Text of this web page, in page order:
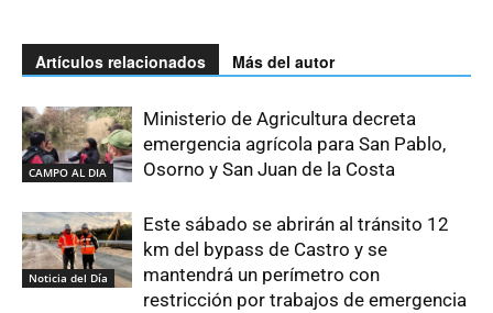
Artículos relacionados Más del autor
CAMPO AL DIA
Ministerio de Agricultura decreta
emergencia agrícola para San Pablo,
Osorno y San Juan de la Costa
Noticia del Día
Este sábado se abrirán al tránsito 12
km del bypass de Castro y se
mantendrá un perímetro con
restricción por trabajos de emergencia